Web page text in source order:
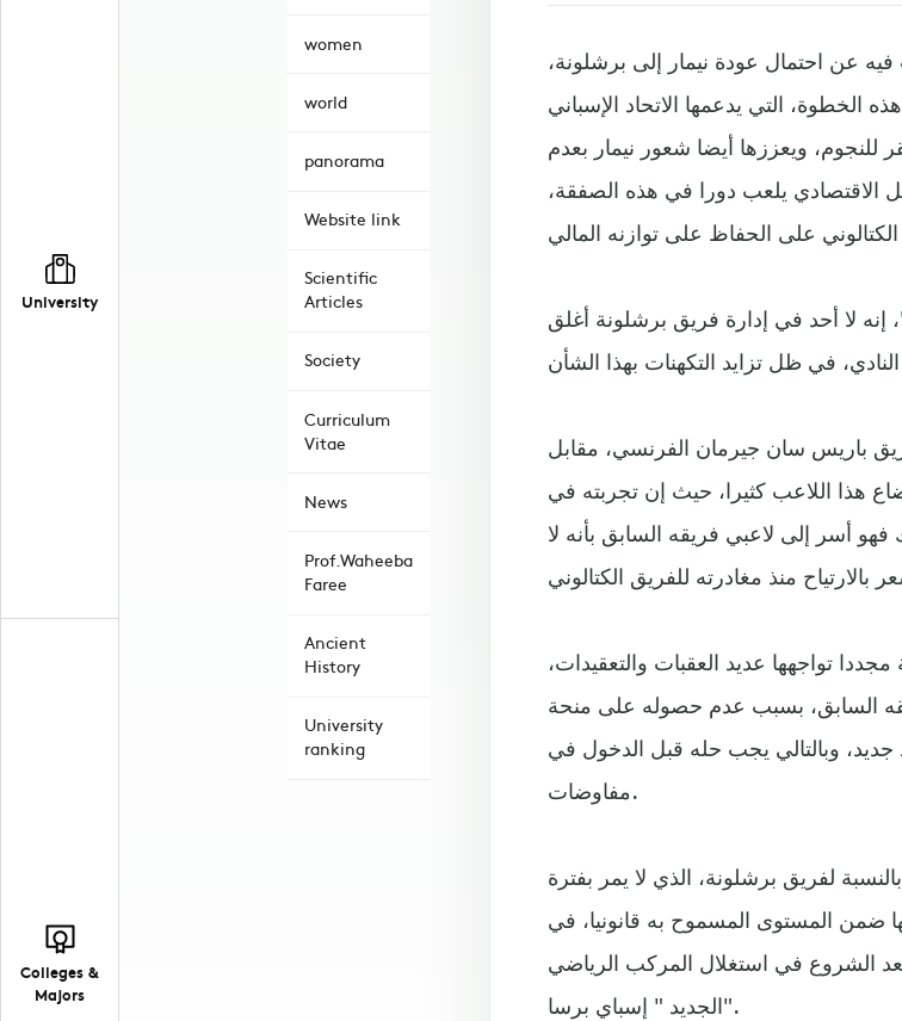
University
Colleges &
Majors
women
world
panorama
Website link
Scientific
Articles
Society
Curriculum
Vitae
News
Prof.Waheeba
Faree
Ancient
History
University
ranking
فيه عن احتمال عودة نيمار إلى برشلونة،
التي يدعمها الاتحاد الإسباني
للنجوم، ويعززها أيضا شعور نيمار بعدم
الاقتصادي يلعب دورا في هذه الصفقة،
الصحيفة، في تقريرها الذي ترجمته "عربي21"، إنه لا أحد في إدارة فريق برشلونة أغلق
باريس سان جيرمان الفرنسي، مقابل
في صيف 2017، تغيرت أوضاع هذا اللاعب كثيرا، حيث إن تجربته في
أسر إلى لاعبي فريقه السابق بأنه لا
تواجهها عديد العقبات والتعقيدات،
السابق، بسبب عدم حصوله على منحة
وبالتالي يجب حله قبل الدخول في
مفاوضات.
لفريق برشلونة، الذي لا يمر بفترة
ضمن المستوى المسموح به قانونيا، في
الشروع في استغلال المركب الرياضي
الجديد " إسباي برسا".